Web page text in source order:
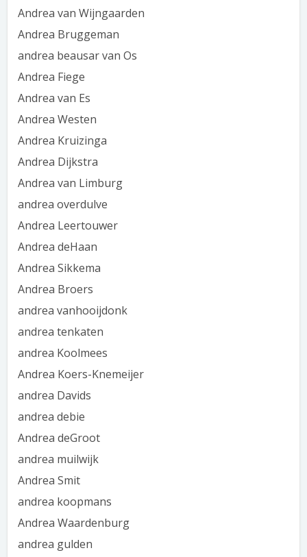
Andrea van Wijngaarden
Andrea Bruggeman
andrea beausar van Os
Andrea Fiege
Andrea van Es
Andrea Westen
Andrea Kruizinga
Andrea Dijkstra
Andrea van Limburg
andrea overdulve
Andrea Leertouwer
Andrea deHaan
Andrea Sikkema
Andrea Broers
andrea vanhooijdonk
andrea tenkaten
andrea Koolmees
Andrea Koers-Knemeijer
andrea Davids
andrea debie
Andrea deGroot
andrea muilwijk
Andrea Smit
andrea koopmans
Andrea Waardenburg
andrea gulden